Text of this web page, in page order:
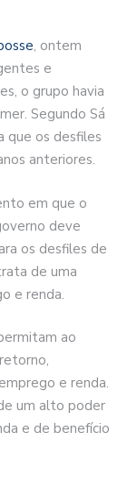
, ontem
e
o grupo havia
Segundo Sá
que os desfiles
anteriores.
em que o
deve
os desfiles de
de uma
e renda.
ao
e renda.
um alto poder
e de benefício